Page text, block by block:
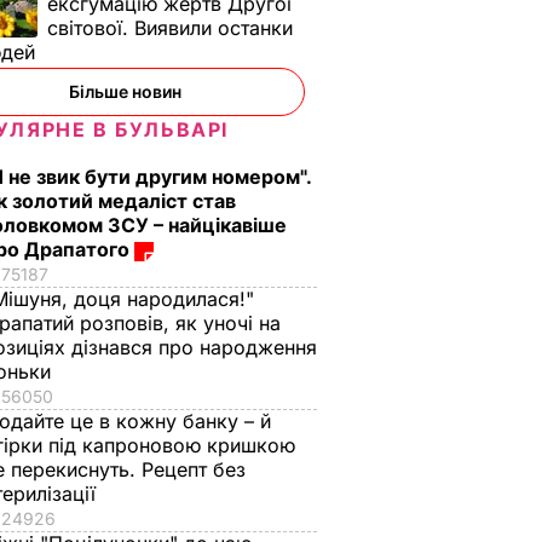
– це
світової. Виявили останки
Більше новин
В БУЛЬВАРІ
не звик бути другим номером".
золотий медаліст став
ЗСУ – найцікавіше
Драпатого
75187
доця народилася!"
розповів, як уночі на
дізнався про народження
56050
це в кожну банку – й
під капроновою кришкою
перекиснуть. Рецепт без
24926